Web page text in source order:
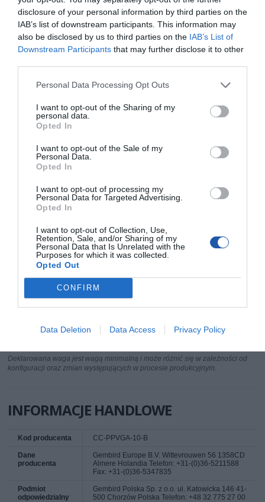
disclosure of your personal information by third parties on the
IAB’s list of downstream participants. This information may
also be disclosed by us to third parties on the IAB’s List of
Downstream Participants that may further disclose it to other
Personal Data Processing Opt Outs
I want to opt-out of the Sharing of my
personal data.
Opted In
I want to opt-out of the Sale of my
Personal Data.
Opted In
I want to opt-out of processing my
Personal Data for Targeted Advertising.
Opted In
I want to opt-out of Collection, Use,
Retention, Sale, and/or Sharing of my
Personal Data that Is Unrelated with the
Purposes for which it was collected.
Opted Out
CONFIRM
Data Deletion Data Access Privacy Policy
SPECYFIKACJA
Symbol
producenta
CC-PPVGA-10-B
Nazwa produktu
ekran 3m czarny
Producent
VGA
Rodzaj kabla video
Wtyczki VGA
Długość kabla 3.000 metr
Pozłacane
Tak
Kolor kabla Czarny
Deklarowana waga jest wagą minimalną i może różnić się w zależności od
konfiguracji oraz zmian występujących w procesie produkcyjnym.
INFORMACJE HANDLOWE
Kod producenta CC-PPVGA-10-B
Dane
producenta
Gembird Europe B.V. Wittevrouwen 56 1358CD
Almere Holandia Telefon: +31-(0)36-5211588
Fax: +31-(0)36-5347835
Podmiot
odpowiedzialny
Gembird Polska Sp. z o.o. ul. Katowicka 146 41-
500 Chorzów Polska Telefon: +48 32 775 27 00